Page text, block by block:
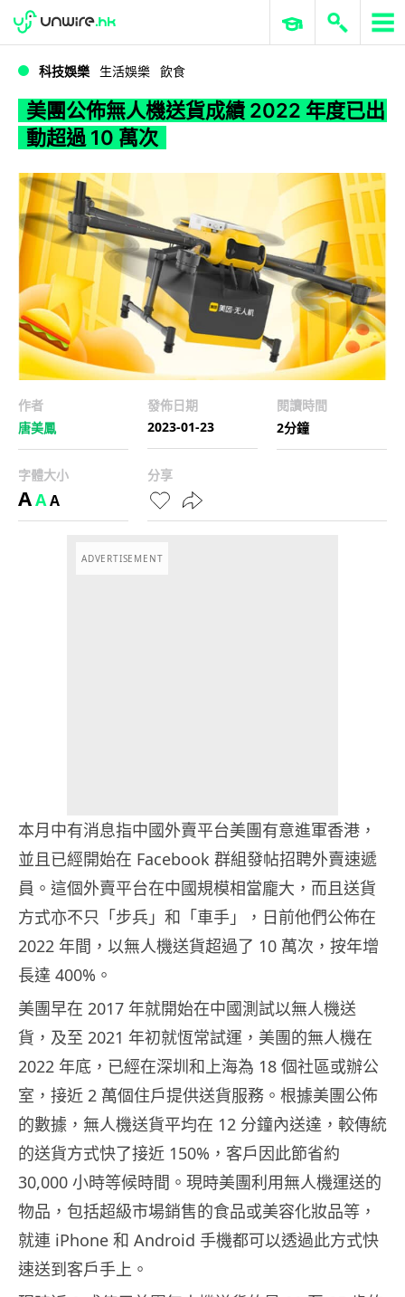
WWDC 2026 ERP 與商業 AI
科技娛樂 生活娛樂 飲食
美團公佈無人機送貨成績 2022 年度已出
動超過 10 萬次
作者
唐美鳳
發佈日期
2023-01-23
閱讀時間
2分鐘
字體大小
AAA
分享
ADVERTISEMENT
本月中有消息指中國外賣平台美團有意進軍香港，
並且已經開始在 Facebook 群組發帖招聘外賣速遞
員。這個外賣平台在中國規模相當龐大，而且送貨
方式亦不只「步兵」和「車手」，日前他們公佈在
2022 年間，以無人機送貨超過了 10 萬次，按年增
長達 400%。
美團早在 2017 年就開始在中國測試以無人機送
貨，及至 2021 年初就恆常試運，美團的無人機在
2022 年底，已經在深圳和上海為 18 個社區或辦公
室，接近 2 萬個住戶提供送貨服務。根據美團公佈
的數據，無人機送貨平均在 12 分鐘內送達，較傳統
的送貨方式快了接近 150%，客戶因此節省約
30,000 小時等候時間。現時美團利用無人機運送的
物品，包括超級市場銷售的食品或美容化妝品等，
就連 iPhone 和 Android 手機都可以透過此方式快
速送到客戶手上。